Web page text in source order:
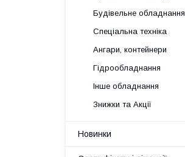
Будівельне обладнання
Спеціальна техніка
Ангари, контейнери
Гідрообладнання
Інше обладнання
Знижки та Акції
Новинки